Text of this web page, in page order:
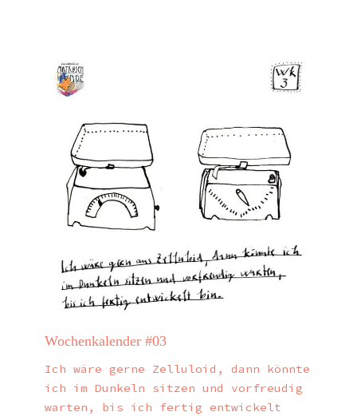
Wochenkalender #03
Ich wäre gerne Zelluloid, dann könnte
ich im Dunkeln sitzen und vorfreudig
warten, bis ich fertig entwickelt